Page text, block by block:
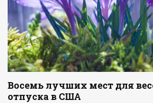
Восемь лучших мест для
отпуска в США